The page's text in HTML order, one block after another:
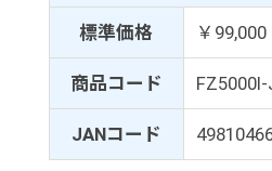
標準価格 ￥99,000
商品コード
JANコード